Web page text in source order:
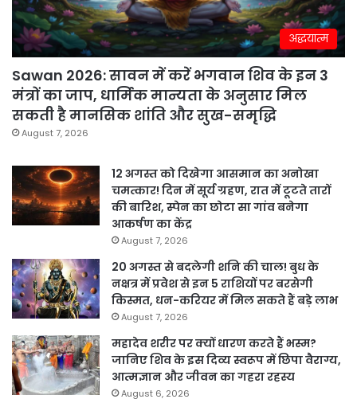
अद्धयात्म
Sawan 2026: सावन में करें भगवान शिव के इन 3
मंत्रों का जाप, धार्मिक मान्यता के अनुसार मिल
सकती है मानसिक शांति और सुख-समृद्धि
August 7, 2026
12 अगस्त को दिखेगा आसमान का अनोखा
चमत्कार! दिन में सूर्य ग्रहण, रात में टूटते तारों
की बारिश, स्पेन का छोटा सा गांव बनेगा
आकर्षण का केंद्र
August 7, 2026
20 अगस्त से बदलेगी शनि की चाल! बुध के
नक्षत्र में प्रवेश से इन 5 राशियों पर बरसेगी
किस्मत, धन-करियर में मिल सकते हैं बड़े लाभ
August 7, 2026
महादेव शरीर पर क्यों धारण करते हैं भस्म?
जानिए शिव के इस दिव्य स्वरूप में छिपा वैराग्य,
आत्मज्ञान और जीवन का गहरा रहस्य
August 6, 2026